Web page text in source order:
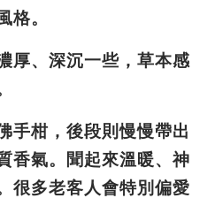
格。
厚、深沉一些，草本感
手柑，後段則慢慢帶出
香氣。聞起來溫暖、神
很多老客人會特別偏愛